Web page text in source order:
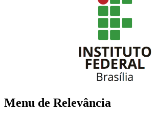
Menu de Relevância